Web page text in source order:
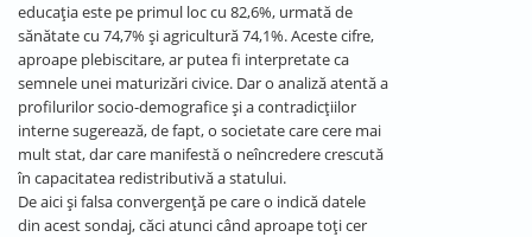
educația este pe primul loc cu 82,6%, urmată de
sănătate cu 74,7% și agricultură 74,1%. Aceste cifre,
aproape plebiscitare, ar putea fi interpretate ca
semnele unei maturizări civice. Dar o analiză atentă a
profilurilor socio-demografice și a contradicțiilor
interne sugerează, de fapt, o societate care cere mai
mult stat, dar care manifestă o neîncredere crescută
în capacitatea redistributivă a statului.
De aici și falsa convergență pe care o indică datele
din acest sondaj, căci atunci când aproape toți cer